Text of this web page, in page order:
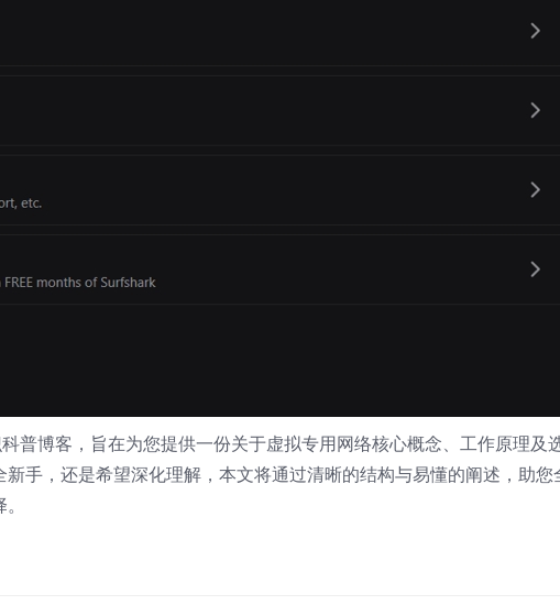
普博客，旨在为您提供一份关于虚拟专用网络核心概念、工作原理及
手，还是希望深化理解，本文将通过清晰的结构与易懂的阐述，助您